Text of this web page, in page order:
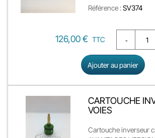
Référence :SV374
126,00 € TTC
Ajouter au panier
CARTOUCHE
VOIES
Cartouche inverseur